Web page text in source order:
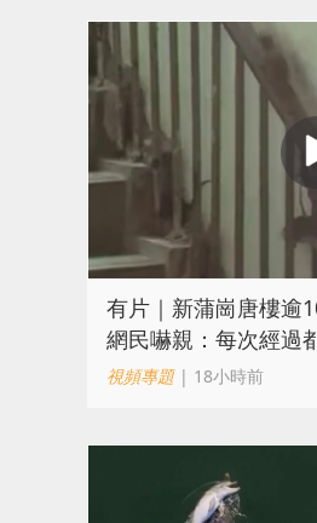
有片｜新蒲崗唐樓逾
網民嚇親：每次經過
視頻專題| 18小時前